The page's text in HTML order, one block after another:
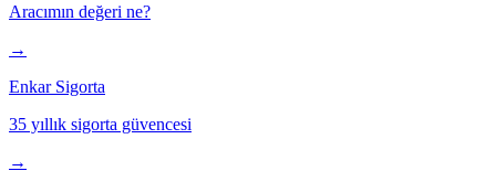
Aracımın değeri ne?
→
Enkar Sigorta
35 yıllık sigorta güvencesi
→